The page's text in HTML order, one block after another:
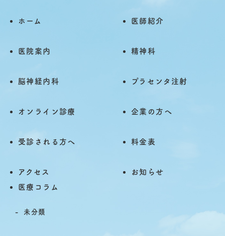
ホーム 医師紹介
医院案内 精神科
脳神経内科 プラセンタ注射
オンライン診療 企業の方へ
受診される方へ 料金表
アクセス
お知らせ
医療コラム
未分類